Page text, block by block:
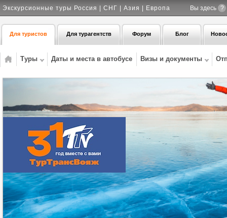
Экскурсионные туры Россия | СНГ | Азия | Европа Вы здесь ?
Для туристов Для турагентств Форум Блог
Туры Даты и места в автобусе Визы и документы